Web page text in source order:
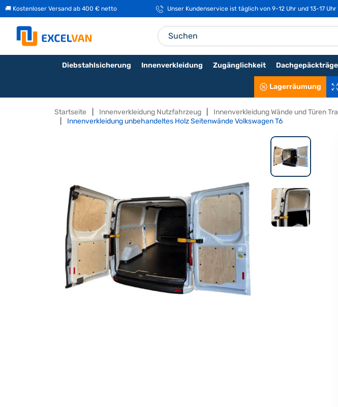
🚚 Kostenloser Versand ab 400 € netto Unser Kundenservice ist täglich von 9-12 Uhr und 13-17
Diebstahlsicherung Innenverkleidung Zugänglichkeit
Lagerräumung
Startseite Innenverkleidung Nutzfahrzeug Innenverkleidung Wände und Türen
Innenverkleidung unbehandeltes Holz Seitenwände Volkswagen T6